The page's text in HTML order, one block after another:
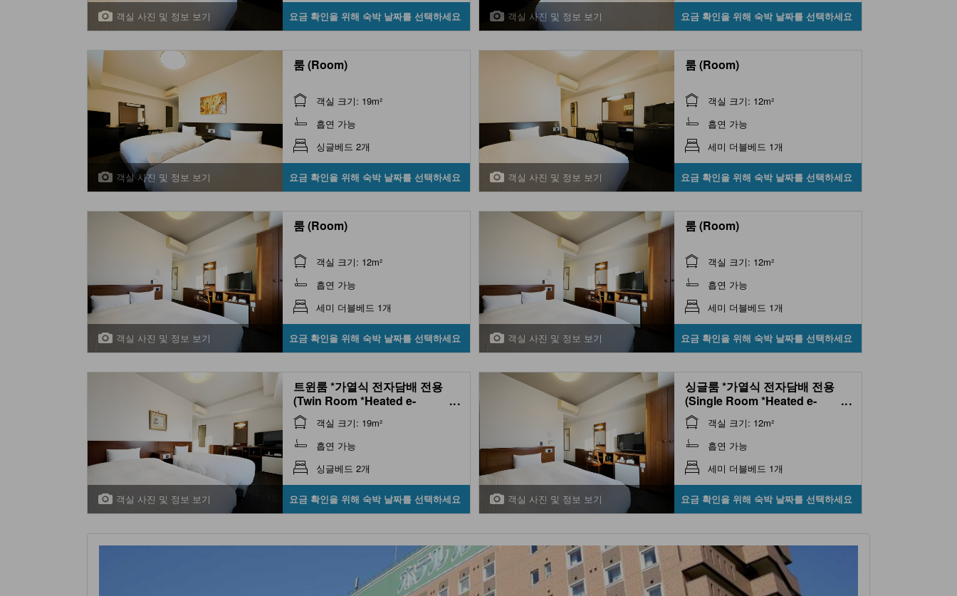
객실 사진 및 정보 보기 요금 확인을 위해 숙박 날짜를 선택하세요 객실 사진 및 정보 보기 요금 확인을 위해 숙박 날짜를 선택하세요
객실 사진 및 정보 보기
룸 (Room)
객실 크기: 19m²
흡연 가능
싱글베드 2개
요금 확인을 위해 숙박 날짜를 선택하세요 객실 사진 및 정보 보기
룸 (Room)
객실 크기: 12m²
흡연 가능
세미 더블베드 1개
요금 확인을 위해 숙박 날짜를 선택하세요
객실 사진 및 정보 보기
룸 (Room)
객실 크기: 12m²
흡연 가능
세미 더블베드 1개
요금 확인을 위해 숙박 날짜를 선택하세요 객실 사진 및 정보 보기
룸 (Room)
객실 크기: 12m²
흡연 가능
세미 더블베드 1개
요금 확인을 위해 숙박 날짜를 선택하세요
객실 사진 및 정보 보기
트윈룸 *가열식 전자담배 전용
(Twin Room *Heated e-
cigarettes only)
...
객실 크기: 19m²
흡연 가능
싱글베드 2개
요금 확인을 위해 숙박 날짜를 선택하세요 객실 사진 및 정보 보기
싱글룸 *가열식 전자담배 전용
(Single Room *Heated e-
cigarettes only)
...
객실 크기: 12m²
흡연 가능
세미 더블베드 1개
요금 확인을 위해 숙박 날짜를 선택하세요